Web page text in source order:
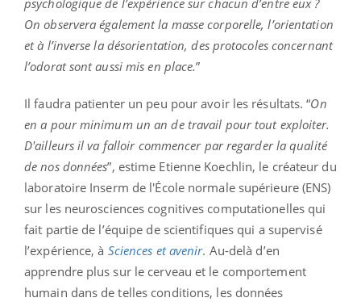
psychologique de l’expérience sur chacun d’entre eux ?
On observera également la masse corporelle, l’orientation
et à l’inverse la désorientation, des protocoles concernant
l’odorat sont aussi mis en place.”
Il faudra patienter un peu pour avoir les résultats. “On
en a pour minimum un an de travail pour tout exploiter.
D'ailleurs il va falloir commencer par regarder la qualité
de nos données”, estime Etienne Koechlin, le créateur du
laboratoire Inserm de l'École normale supérieure (ENS)
sur les neurosciences cognitives computationelles qui
fait partie de l’équipe de scientifiques qui a supervisé
l’expérience, à Sciences et avenir. Au-delà d’en
apprendre plus sur le cerveau et le comportement
humain dans de telles conditions, les données